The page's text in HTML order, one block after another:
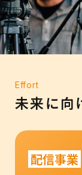
Effort
未来に向
配信事業